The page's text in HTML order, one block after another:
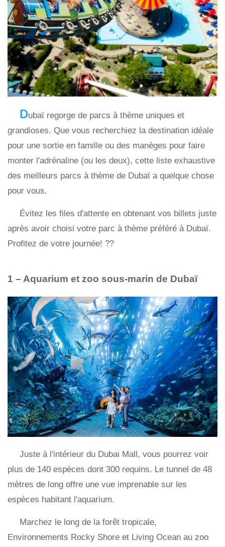
Dubaï regorge de parcs à thème uniques et
grandioses. Que vous recherchiez la destination idéale
pour une sortie en famille ou des manèges pour faire
monter l'adrénaline (ou les deux), cette liste exhaustive
des meilleurs parcs à thème de Dubaï a quelque chose
pour vous.
Évitez les files d'attente en obtenant vos billets juste
après avoir choisi votre parc à thème préféré à Dubaï.
Profitez de votre journée! ??
1 – Aquarium et zoo sous-marin de Dubaï
Juste à l'intérieur du Dubai Mall, vous pourrez voir
plus de 140 espèces dont 300 requins. Le tunnel de 48
mètres de long offre une vue imprenable sur les
espèces habitant l'aquarium.
Marchez le long de la forêt tropicale,
Environnements Rocky Shore et Living Ocean au zoo